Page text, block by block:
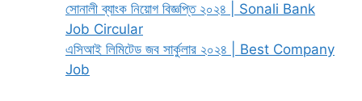
সোনালী ব্যাংক নিয়োগ বিজ্ঞপ্তি ২০২৪ | Sonali Bank
Job Circular
এসিআই লিমিটেড জব সার্কুলার ২০২৪ | Best Company
Job